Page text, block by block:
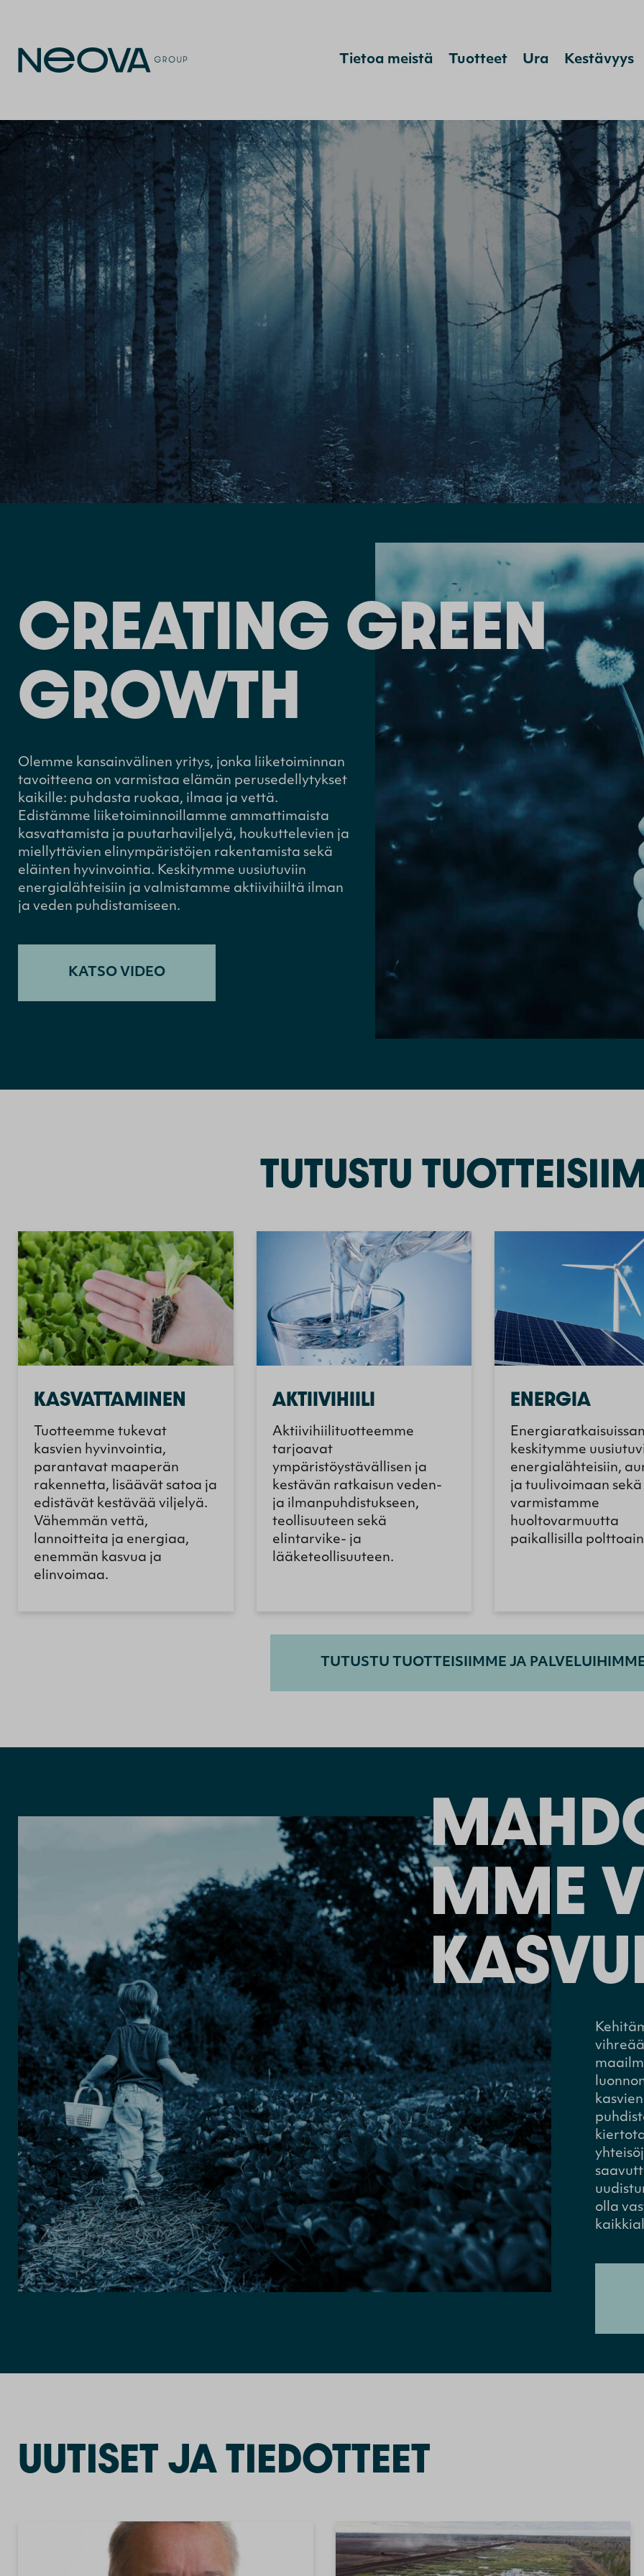
Tietoa meistä Tuotteet Ura Kestävyys
CREATING GREEN
GROWTH
Olemme kansainvälinen yritys, jonka liiketoiminnan
tavoitteena on varmistaa elämän perusedellytykset
kaikille: puhdasta ruokaa, ilmaa ja vettä.
Edistämme liiketoiminnoillamme ammattimaista
kasvattamista ja puutarhaviljelyä, houkuttelevien ja
miellyttävien elinympäristöjen rakentamista sekä
eläinten hyvinvointia. Keskitymme uusiutuviin
energialähteisiin ja valmistamme aktiivihiiltä ilman
ja veden puhdistamiseen.
KATSO VIDEO
TUTUSTU
KASVATTAMINEN
Tuotteemme tukevat
kasvien hyvinvointia,
parantavat maaperän
rakennetta, lisäävät satoa ja
edistävät kestävää viljelyä.
Vähemmän vettä,
lannoitteita ja energiaa,
enemmän kasvua ja
elinvoimaa.
AKTIIVIHIILI
Aktiivihiilituotteemme
tarjoavat
ympäristöystävällisen ja
kestävän ratkaisun veden-
ja ilmanpuhdistukseen,
teollisuuteen sekä
elintarvike- ja
lääketeollisuuteen.
ENERGIA
keskitymme
energialähteisiin,
ja tuulivoimaan sekä
varmistamme
huoltovarmuutta
paikallisilla
TUTUSTU TUOTTEISIIMME JA
MME
olla
UUTISET JA TIEDOTTEET